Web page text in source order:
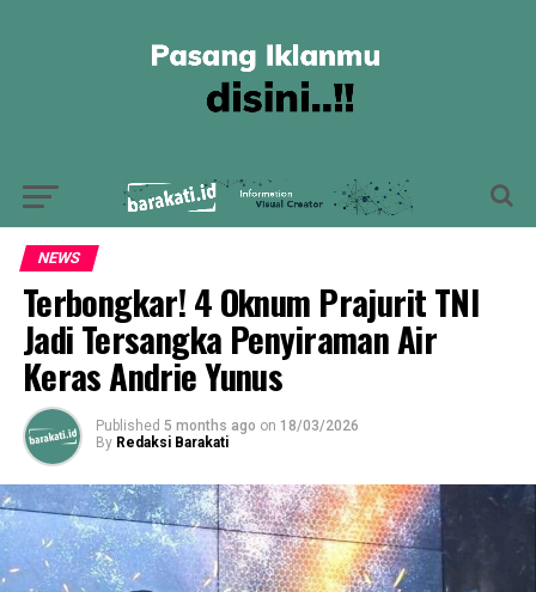
NEWS
Terbongkar! 4 Oknum Prajurit TNI
Jadi Tersangka Penyiraman Air
Keras Andrie Yunus
Published 5 months ago on 18/03/2026
By Redaksi Barakati